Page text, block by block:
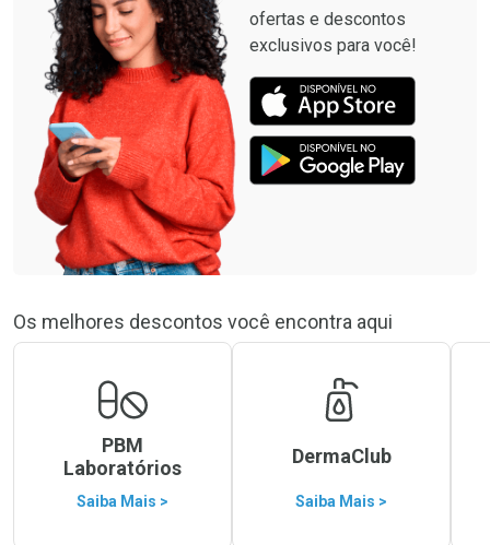
ofertas e descontos
exclusivos para você!
Os melhores descontos você encontra aqui
PBM
Laboratórios
Saiba Mais >
DermaClub
Saiba Mais >